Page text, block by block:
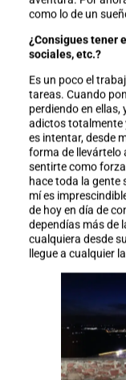
como lo de un
¿Consigues tener
sociales, etc.?
Es un poco el
tareas. Cuando
perdiendo en
adictos totalmente
es intentar, desde
forma de llevártelo
sentirte como
hace toda la gente
mí es
de hoy en día de
dependías más de
cualquiera desde
llegue a cualquier